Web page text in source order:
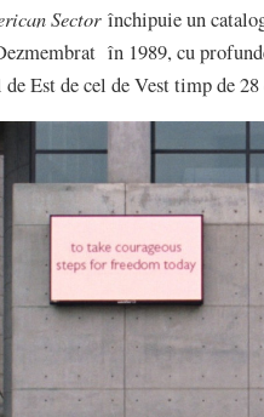
Sectorînchipuie un
în 1989, cu
Est de cel de Vest timp de